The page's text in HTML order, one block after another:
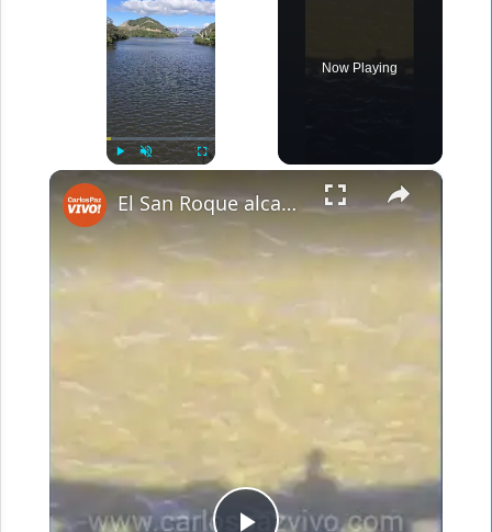
Now Playing
×
El San Roque alcanzó su nivel ideal este 1 de diciembre de 2024